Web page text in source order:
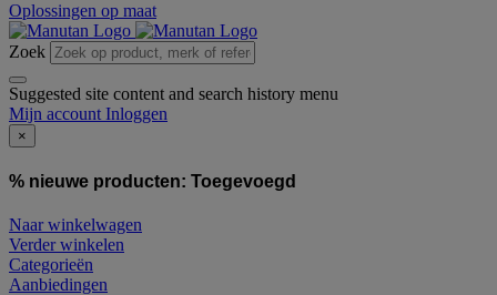
Oplossingen op maat
Zoek
Suggested site content and search history menu
Mijn account Inloggen
×
% nieuwe producten: Toegevoegd
Naar winkelwagen
Verder winkelen
Categorieën
Aanbiedingen